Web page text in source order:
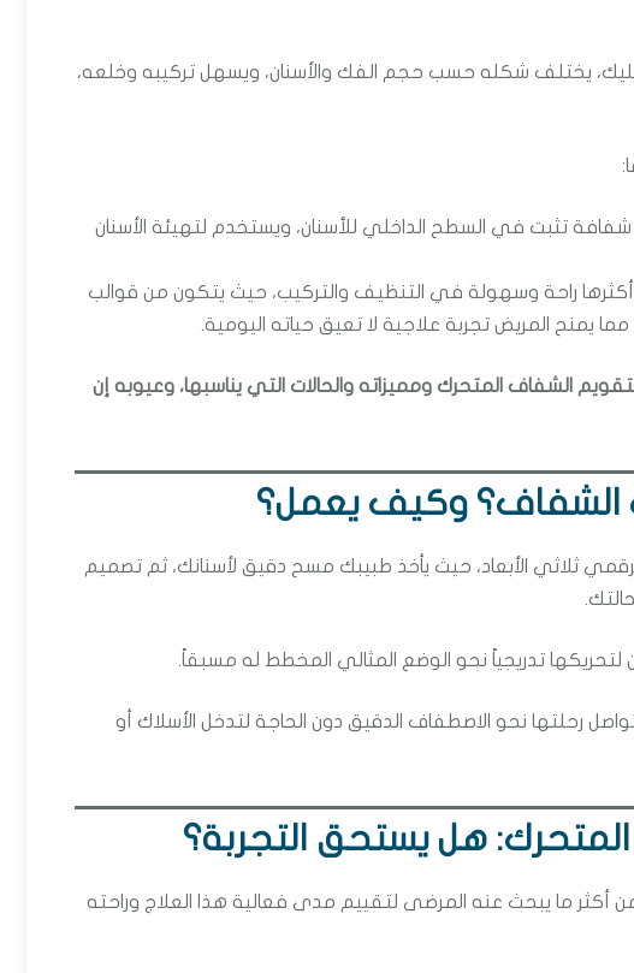
يختلف شكله حسب حجم الفك والأسنان، ويسهل تركيبه وخلعه،
تثبت في السطح الداخلي للأسنان، ويستخدم لتهيئة الأسنان
راحة وسهولة في التنظيف والتركيب، حيث يتكون من قوالب
يمنح المريض تجربة علاجية لا تعيق حياته اليومية.
الشفاف المتحرك ومميزاته والحالات التي يناسبها، وعيوبه إن
الشفاف؟ وكيف يعمل؟
ثلاثي الأبعاد، حيث يأخذ طبيبك مسح دقيق لأسنانك، ثم تصميم
تدريجياً نحو الوضع المثالي المخطط له مسبقاً.
رحلتها نحو الاصطفاف الدقيق دون الحاجة لتدخل الأسلاك أو
هل يستحق التجربة؟
ما يبحث عنه المرضى لتقييم مدى فعالية هذا العلاج وراحته